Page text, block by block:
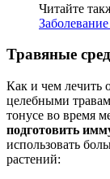
Читайте
Травяные
Как и чем лечить
целебными
тонусе во время
подготовить
использовать
растений: